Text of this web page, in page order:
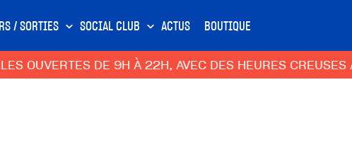
/ SORTIES SOCIAL CLUB ACTUS BOUTIQUE
DE 9H À 22H, AVEC DES HEURES CREUSES